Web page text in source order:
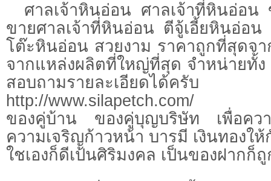
ศาลเจ้าหินอ่อน ศาลเจ้าที่หินอ่อน
ขายศาลเจ้าที่หินอ่อน ตีจู้เอี้ยหินอ่อ
โต๊ะหินอ่อน สวยงาม ราคาถูกที่สุดจ
จากแหล่งผลิตที่ใหญ่ที่สุด จำหน่ายทั้ง
สอบถามรายละเ
http://www.silapetch.com/
ของคู่บ้าน ของคู่บุญบริษัท เพื่อคว
ความเจริญก้าวหน้า บารมี เงินทองใ
ใชเองก็ดีเป้นศิริมงคล เป็นของฝากก็